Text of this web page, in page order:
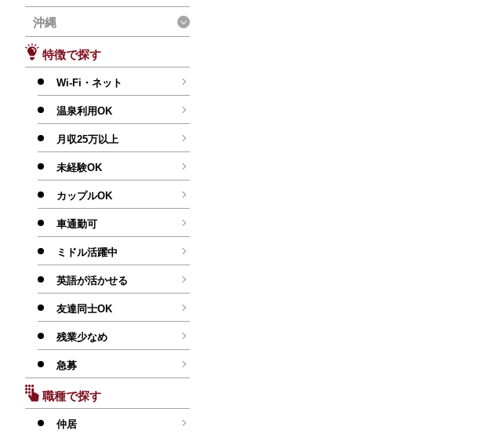
沖縄
特徴で探す
Wi-Fi・ネット
温泉利用OK
月収25万以上
未経験OK
カップルOK
車通勤可
ミドル活躍中
英語が活かせる
友達同士OK
残業少なめ
急募
職種で探す
仲居